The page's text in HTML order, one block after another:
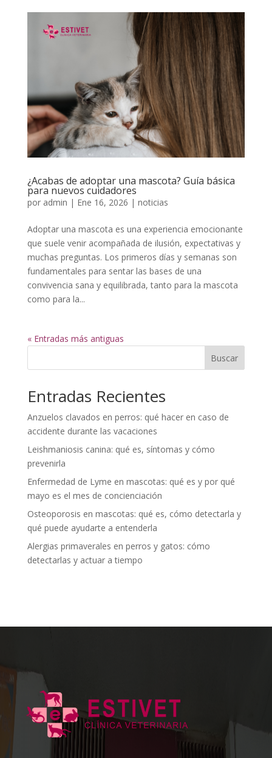
¿Acabas de adoptar una mascota? Guía básica
para nuevos cuidadores
por admin | Ene 16, 2026 | noticias
Adoptar una mascota es una experiencia emocionante
que suele venir acompañada de ilusión, expectativas y
muchas preguntas. Los primeros días y semanas son
fundamentales para sentar las bases de una
convivencia sana y equilibrada, tanto para la mascota
como para la...
« Entradas más antiguas
Buscar
Entradas Recientes
Anzuelos clavados en perros: qué hacer en caso de
accidente durante las vacaciones
Leishmaniosis canina: qué es, síntomas y cómo
prevenirla
Enfermedad de Lyme en mascotas: qué es y por qué
mayo es el mes de concienciación
Osteoporosis en mascotas: qué es, cómo detectarla y
qué puede ayudarte a entenderla
Alergias primaverales en perros y gatos: cómo
detectarlas y actuar a tiempo